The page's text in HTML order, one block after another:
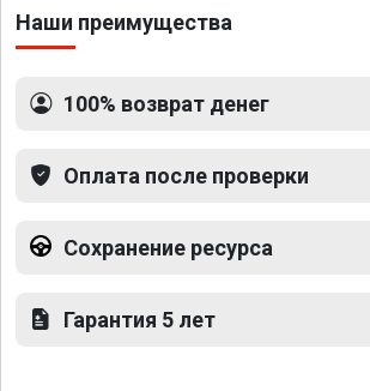
Наши преимущества
100% возврат денег
Оплата после проверки
Сохранение ресурса
Гарантия 5 лет